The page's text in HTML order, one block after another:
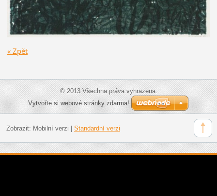
« Zpět
© 2013 Všechna práva vyhrazena.
Vytvořte si webové stránky zdarma!
Zobrazit: Mobilní verzi Standardní verzi